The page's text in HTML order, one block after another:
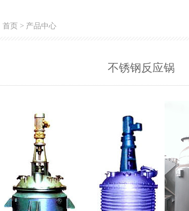
首页 > 产品中心
不锈钢反应锅